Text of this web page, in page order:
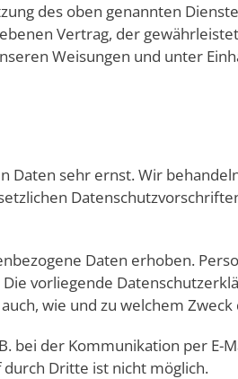
des oben genannten
Vertrag, der
Weisungen und unter
Daten sehr ernst. Wir
Daten erhoben.
vorliegende
wie und zu welchem Zweck
bei der Kommunikation per E-
Dritte ist nicht möglich.